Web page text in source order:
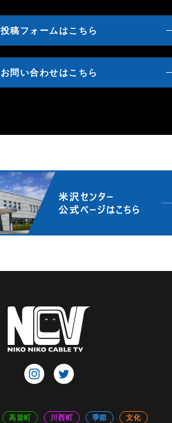
投稿フォームはこちら
お問い合わせはこちら
高畠町 川西町 季節
文化